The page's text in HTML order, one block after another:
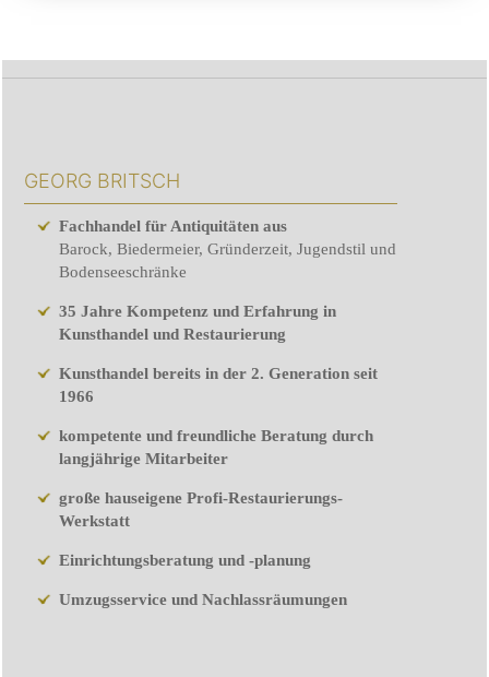
GEORG BRITSCH
Fachhandel für Antiquitäten aus
Barock, Biedermeier, Gründerzeit, Jugendstil und
Bodenseeschränke
35 Jahre Kompetenz und Erfahrung in
Kunsthandel und Restaurierung
Kunsthandel bereits in der 2. Generation seit
1966
kompetente und freundliche Beratung durch
langjährige Mitarbeiter
große hauseigene Profi-Restaurierungs-
Werkstatt
Einrichtungsberatung und -planung
Umzugsservice und Nachlassräumungen